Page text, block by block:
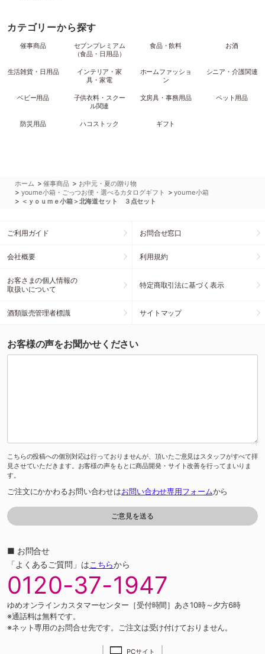
カテゴリーから探す
催事商品
セブンプレミアム
（食品・日用品）
食品・飲料 お酒
生活雑貨・日用品
インテリア・家
具・家電
ホームファッショ
ン
シニア・介護関連
ベビー用品
子供衣料・スクー
ル関連
文房具・事務用品 ペット用品
防災用品 ハコストック ギフト
ホーム >催事商品 > お中元・夏の贈り物
> youme小箱・ごっつお便・選べるカタログギフト >youme小箱
> ＜ｙｏｕｍｅ小箱＞北海道セット ３点セット
ご利用ガイド お問合せ窓口
会社概要 利用規約
お客さまの個人情報の
取扱いについて
特定商取引法に基づく表示
酒類販売管理者標識 サイトマップ
お客様の声をお聞かせください
こちらの投稿への個別対応は行っておりませんが、頂いたご意見はスタッフがすべて拝
見させていただきます。お客様の声をもとに商品開発・サイト改善を行ってまいりま
す。
ご注文にかかわるお問い合わせはお問い合わせ専用フォームから
■ お問合せ
「よくあるご質問」はこちらから
0120-37-1947
ゆめオンラインカスタマーセンター［受付時間］あさ10時～夕方6時
※通話料は無料です。
※ネット専用のお問合せ先です。ご注文は受け付けておりません。
PCサイト